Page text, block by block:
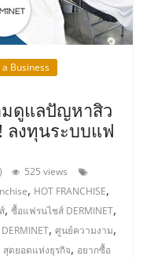
Business
มดูแลปัญหาสิว
ลงทุนระบบแฟ
525 views
, HOT FRANCHISE,
,ซื้อแฟรนไชส์ DERMINET,
,ศูนย์ความงาม,
สุดยอดแห่งธุรกิจ, อยากซื้อ